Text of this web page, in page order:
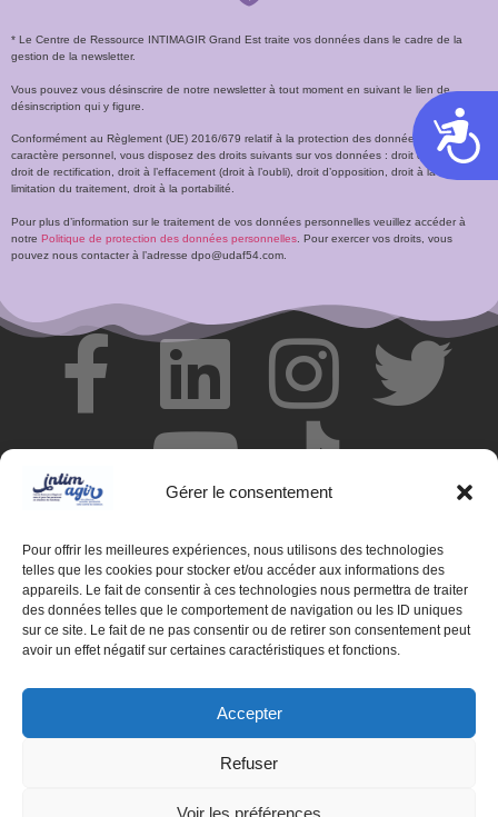
Gérer le consentement
Pour offrir les meilleures expériences, nous utilisons des technologies
telles que les cookies pour stocker et/ou accéder aux informations des
appareils. Le fait de consentir à ces technologies nous permettra de traiter
des données telles que le comportement de navigation ou les ID uniques
sur ce site. Le fait de ne pas consentir ou de retirer son consentement peut
avoir un effet négatif sur certaines caractéristiques et fonctions.
Accepter
Refuser
Voir les préférences
* Le Centre de Ressource INTIMAGIR Grand Est traite vos données dans le cadre de la
gestion de la newsletter.
Vous pouvez vous désinscrire de notre newsletter à tout moment en suivant le lien de
désinscription qui y figure.
Conformément au Règlement (UE) 2016/679 relatif à la protection des données à
caractère personnel, vous disposez des droits suivants sur vos données : droit d’accès,
droit de rectification, droit à l’effacement (droit à l’oubli), droit d’opposition, droit à la
limitation du traitement, droit à la portabilité.
Pour plus d’information sur le traitement de vos données personnelles veuillez accéder à
notre Politique de protection des données personnelles . Pour exercer vos droits, vous
pouvez nous contacter à l’adresse dpo@udaf54.com.
© Centre de ressources INTIMAGIR Grand Est – 124 rue de
Newcastle 54000 NANCY
Mentions légales